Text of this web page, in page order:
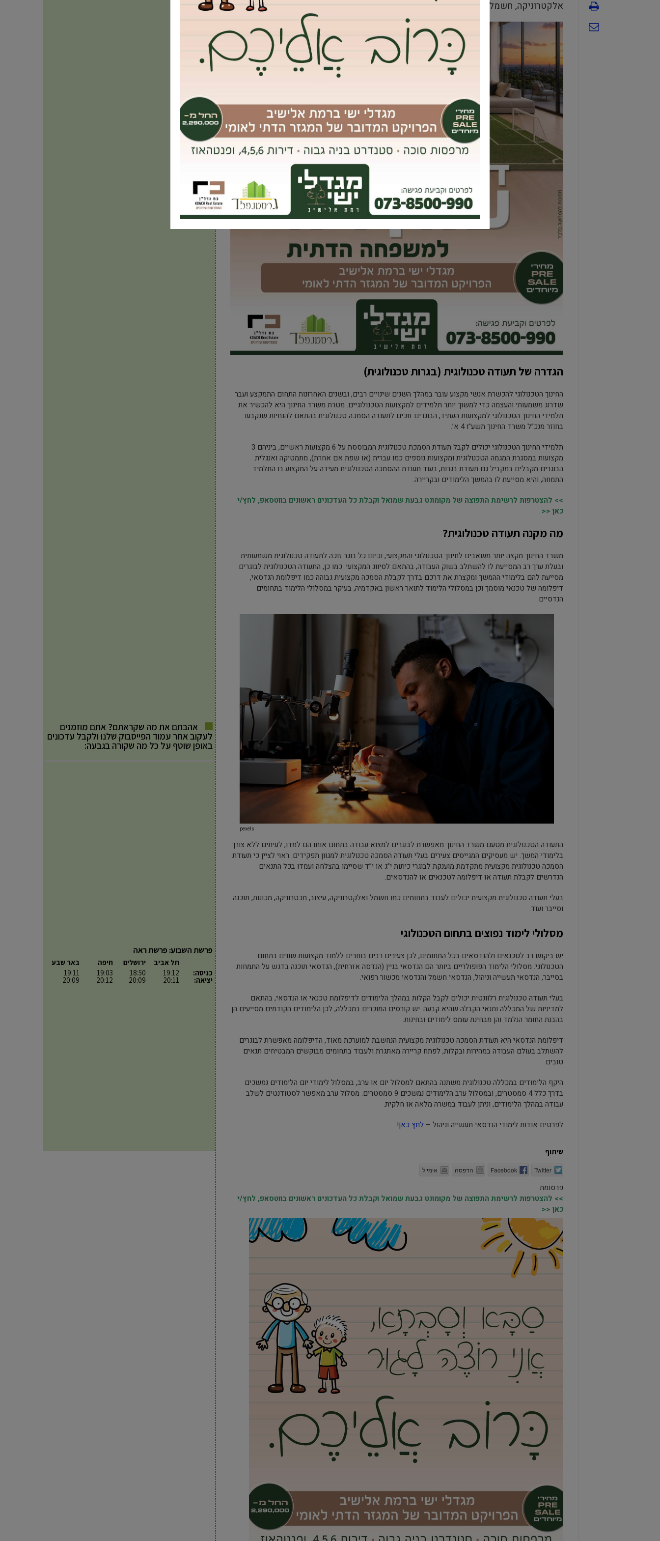
אלקטרוניקה, חשמל, בניין (הנדסה אזרחית) וכו’.
הגדרה של תעודה טכנולוגית (בגרות טכנולוגית)
החינוך הטכנולוגי להכשרת אנשי מקצוע עובר במהלך השנים שינויים רבים, ובשנים האחרונות התחום התמקצע ועבר
שדרוג משמעותי והעצמה כדי למשוך יותר תלמידים למקצועות הטכנולוגיים. מטרת משרד החינוך היא להכשיר את
תלמידי החינוך הטכנולוגי למקצועות העתיד, הבוגרים זוכים לתעודה הסמכה טכנולוגית בהתאם להנחיות שנקבעו
בחוזר מנכ”ל משרד החינוך תשע”ו 4 א’.
תלמידי החינוך הטכנולוגי יכולים לקבל תעודת הסמכת טכנולוגית המבוססת על 6 מקצועות ראשיים, ביניהם 3
מקצועות במסגרת המגמה הטכנולוגית ומקצועות נוספים כמו עברית (או שפת אם אחרת), מתמטיקה ואנגלית.
הבוגרים מקבלים במקביל גם תעודת בגרות, בעוד תעודת ההסמכה הטכנולוגית מעידה על המקצוע בו התלמיד
התמחה, והיא מסייעת לו בהמשך הלימודים ובקריירה.
>> להצטרפות לרשימת התפוצה של מקומונט גבעת שמואל וקבלת כל העדכונים ראשונים בווטסאפ, לחץ/י
כאן <<
מה מקנה תעודה טכנולוגית?
משרד החינוך מקצה יותר משאבים לחינוך הטכנולוגי והמקצועי, וכיום כל בוגר זוכה לתעודה טכנולוגית משמעותית
ובעלת ערך רב המסייעת לו להשתלב בשוק העבודה, בהתאם לסיווג המקצועי. כמו כן, התעודה הטכנולוגית לבוגרים
מסייעת להם בלימודי ההמשך ומקצרת את דרכם בדרך לקבלת הסמכה מקצועית גבוהה כמו דיפלומת הנדסאי,
דיפלומה של טכנאי מוסמך וכן במסלולי הלימוד לתואר ראשון באקדמיה, בעיקר במסלולי הלימוד בתחומים
הנדסיים.
pexels
התעודה הטכנולוגית מטעם משרד החינוך מאפשרת לבוגרים למצוא עבודה בתחום אותו הם למדו, לעיתים ללא צורך
בלימודי המשך. יש מעסיקים המגייסים צעירים בעלי תעודה הסמכה טכנולוגית למגוון תפקידים. ראוי לציין כי תעודת
הסמכה טכנולוגית מקצועית מתקדמת מוענקת לבוגרי כיתות י”ג או י”ד שסיימו בהצלחה ועמדו בכל התנאים
הנדרשים לקבלת תעודה או דיפלומה לטכנאים או להנדסאים.
בעלי תעודה טכנולוגית מקצועית יכולים לעבוד בתחומים כמו חשמל ואלקטרוניקה, עיצוב, מכטרוניקה, מכונות, תוכנה
וסייבר ועוד.
מסלולי לימוד נפוצים בתחום הטכנולוגי
יש ביקוש רב לטכנאים ולהנדסאים בכל התחומים, לכן צעירים רבים בוחרים ללמוד מקצועות שונים בתחום
הטכנולוגי. מסלולי הלימוד הפופולריים ביותר הם הנדסאי בניין (הנדסה אזרחית), הנדסאי תוכנה בדגש על התמחות
בסייבר, הנדסאי תעשייה וניהול, הנדסאי חשמל והנדסאי מכשור רפואי.
בעלי תעודה טכנולוגית רלוונטית יכולים לקבל הקלות במהלך הלימודים לדיפלומת טכנאי או הנדסאי, בהתאם
למדיניות של המכללה ותנאי הקבלה שהיא קבעה. יש קורסים המוכרים במכללה, לכן הלימודים הקודמים מסייעים הן
בהבנת החומר הנלמד והן מבחינת עומס לימודים ובחינות.
דיפלומת הנדסאי היא תעודת הסמכה טכנולוגית מקצועית הנחשבת למוערכת מאוד, הדיפלומה מאפשרת לבוגרים
להשתלב בעולם העבודה במהירות ובקלות, לפתח קריירה מאתגרת ולעבוד בתחומים מבוקשים המבטיחים תנאים
טובים.
היקף הלימודים במכללה טכנולוגית משתנה בהתאם למסלול יום או ערב, במסלול לימודי יום הלימודים נמשכים
בדרך כלל 4 סמסטרים, ובמסלול ערב הלימודים נמשכים 9 סמסטרים. מסלול ערב מאפשר לסטודנטים לשלב
עבודה במהלך הלימודים, וניתן לעבוד במשרה מלאה או חלקית.
לפרטים אודות לימודי הנדסאי תעשייה וניהול –לחץ כאן!
שיתוף
Twitter
Facebook הדפסה אימייל
פרסומת
>> להצטרפות לרשימת התפוצה של מקומונט גבעת שמואל וקבלת כל העדכונים ראשונים בווטסאפ, לחץ/י
כאן <<
אהבתם את מה שקראתם? אתם מוזמנים
לעקוב אחר עמוד הפייסבוק שלנו ולקבל עדכונים
באופן שוטף על כל מה שקורה בגבעה:
פרשת השבוע: פרשת ראה
כניסה:
יציאה:
תל אביב
19:12
20:11
ירושלים
18:50
20:09
חיפה
19:03
20:12
באר שבע
19:11
20:09